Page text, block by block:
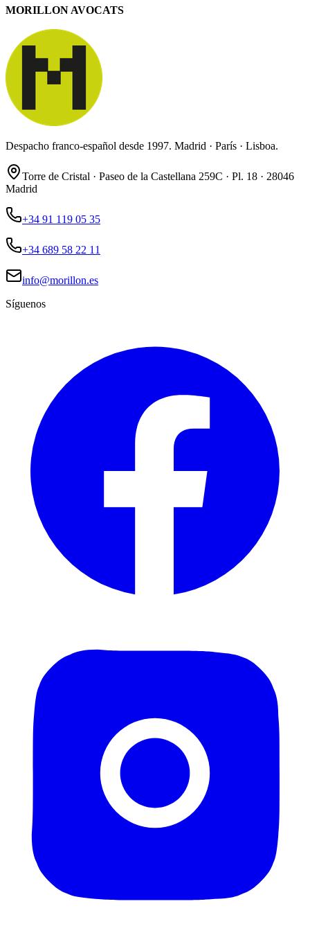
MORILLON AVOCATS
Despacho franco-español desde 1997. Madrid · París · Lisboa.
Torre de Cristal · Paseo de la Castellana 259C · Pl. 18 · 28046
Madrid
+34 91 119 05 35
+34 689 58 22 11
info@morillon.es
Síguenos